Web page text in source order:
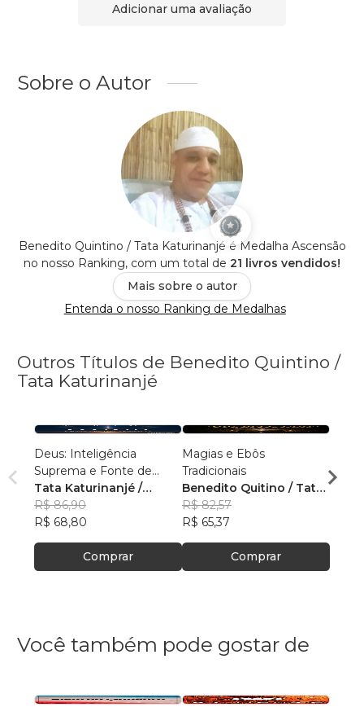
Adicionar uma avaliação
Sobre o Autor
Benedito Quintino / Tata Katurinanjé é Medalha Ascensão
no nosso Ranking, com um total de 21 livros vendidos!
Mais sobre o autor
Entenda o nosso Ranking de Medalhas
Outros Títulos de Benedito Quintino /
Tata Katurinanjé
Deus: Inteligência
Suprema e Fonte de
Todas as Coisas
Tata Katurinanjé /
Médium
R$ 86,90
R$ 68,80
Comprar
Magias e Ebôs
Tradicionais
Benedito Quitino / Tata
Katurinanjé
R$ 82,57
R$ 65,37
Comprar
Tata
Você também pode gostar de